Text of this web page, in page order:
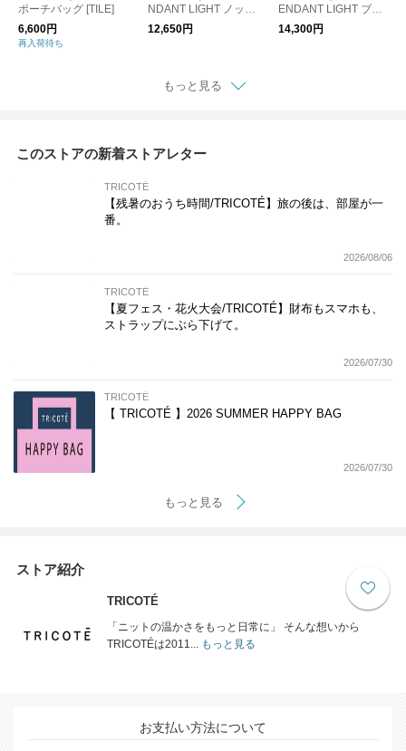
ポーチバッグ [TILE]
6,600円
再入荷待ち
NDANT LIGHT ノット
ペンダントライト
12,650円
ENDANT LIGHT ブロ
ックペンダントライト
14,300円
もっと見る
このストアの新着ストアレター
TRICOTÉ
【残暑のおうち時間/TRICOTÉ】旅の後は、部屋が一
番。
2026/08/06
TRICOTÉ
【夏フェス・花火大会/TRICOTÉ】財布もスマホも、
ストラップにぶら下げて。
2026/07/30
TRICOTÉ
【 TRICOTÉ 】2026 SUMMER HAPPY BAG
2026/07/30
もっと見る
ストア紹介
TRICOTÉ
「ニットの温かさをもっと日常に」 そんな想いから
TRICOTÉは2011...もっと見る
お支払い方法について